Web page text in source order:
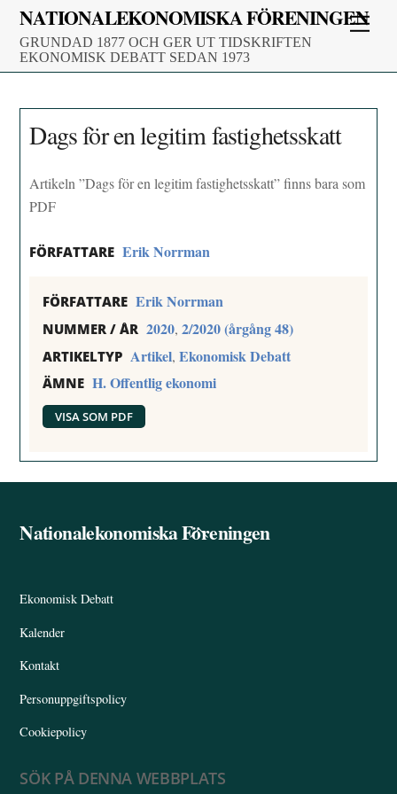
Skip
content
NATIONALEKONOMISKA FÖRENINGEN
GRUNDAD 1877 OCH GER UT TIDSKRIFTEN
EKONOMISK DEBATT SEDAN 1973
Dags för en legitim fastighetsskatt
Artikeln ”Dags för en legitim fastighetsskatt” finns bara som
PDF
FÖRFATTARE Erik Norrman
FÖRFATTARE Erik Norrman
NUMMER / ÅR 2020,2/2020 (årgång 48)
ARTIKELTYP Artikel,Ekonomisk Debatt
ÄMNE H. Offentlig ekonomi
VISA SOM PDF
Back
Nationalekonomiska Föreningen
Ekonomisk Debatt
Kalender
Kontakt
Personuppgiftspolicy
Cookiepolicy
SÖK PÅ DENNA WEBBPLATS